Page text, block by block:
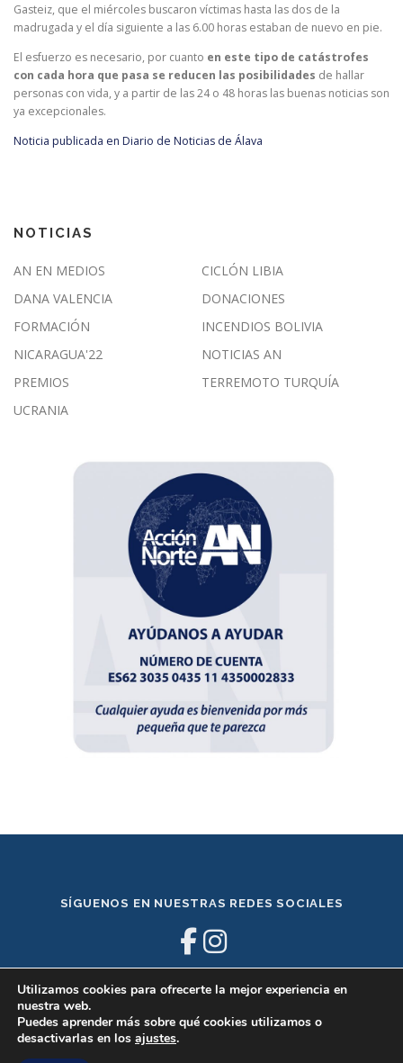
Gasteiz, que el miércoles buscaron víctimas hasta las dos de la
madrugada y el día siguiente a las 6.00 horas estaban de nuevo en pie.
El esfuerzo es necesario, por cuanto en este tipo de catástrofes
con cada hora que pasa se reducen las posibilidades de hallar
personas con vida, y a partir de las 24 o 48 horas las buenas noticias son
ya excepcionales.
Noticia publicada en Diario de Noticias de Álava
NOTICIAS
AN EN MEDIOS
CICLÓN LIBIA
DANA VALENCIA
DONACIONES
FORMACIÓN
INCENDIOS BOLIVIA
NICARAGUA'22
NOTICIAS AN
PREMIOS
TERREMOTO TURQUÍA
UCRANIA
SÍGUENOS EN NUESTRAS REDES SOCIALES
Utilizamos cookies para ofrecerte la mejor experiencia en
nuestra web.
Puedes aprender más sobre qué cookies utilizamos o
desactivarlas en los ajustes.